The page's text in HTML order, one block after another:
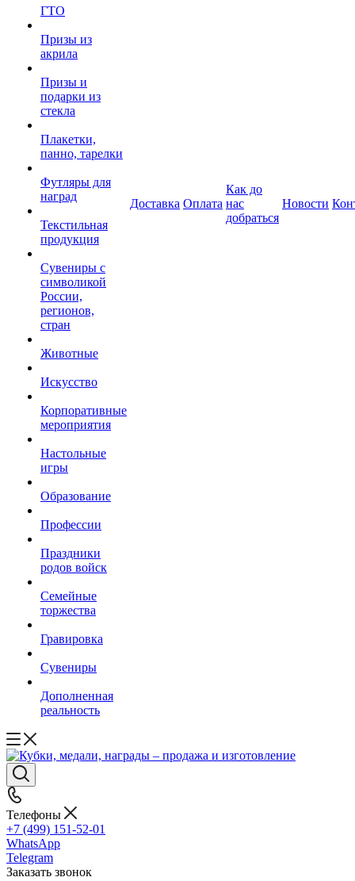
ГТО
Призы из
акрила
Призы и
подарки из
стекла
Плакетки,
панно, тарелки
Футляры для
наград
Текстильная
продукция
Сувениры с
символикой
России,
регионов,
стран
Животные
Искусство
Корпоративные
мероприятия
Настольные
игры
Образование
Профессии
Праздники
родов войск
Семейные
торжества
Гравировка
Сувениры
Дополненная
реальность
Доставка Оплата
Как до
нас
добраться
Новости
Телефоны
+7 (499) 151-52-01
WhatsApp
Telegram
Заказать звонок